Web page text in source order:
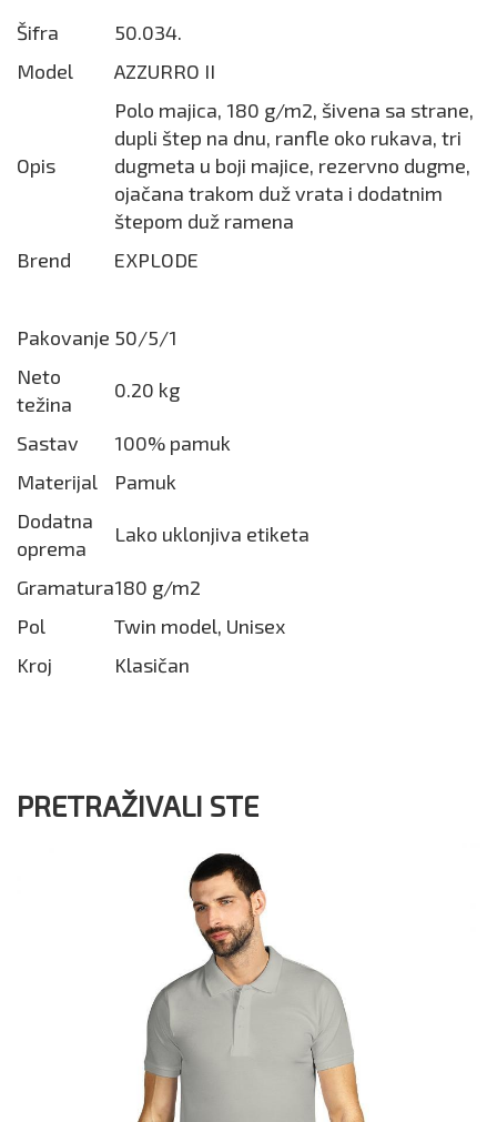
Šifra
50.034.
Model
AZZURRO II
Opis
Polo majica, 180 g/m2, šivena sa strane,
dupli štep na dnu, ranfle oko rukava, tri
dugmeta u boji majice, rezervno dugme,
ojačana trakom duž vrata i dodatnim
štepom duž ramena
Brend
EXPLODE
Pakovanje 50/5/1
Neto
težina
0.20 kg
Sastav
100% pamuk
Materijal
Pamuk
Dodatna
oprema
Lako uklonjiva etiketa
Gramatura180 g/m2
Pol
Twin model, Unisex
Kroj
Klasičan
PRETRAŽIVALI STE